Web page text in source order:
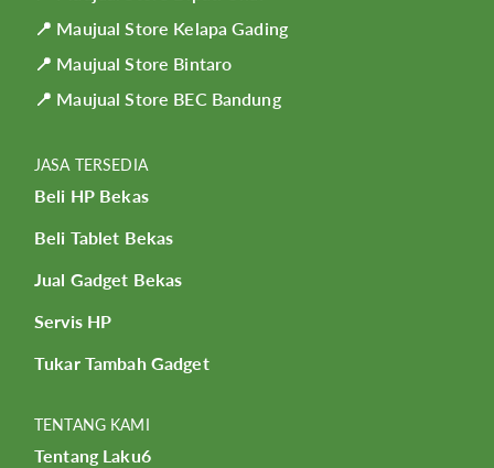
📍 Maujual Store Kelapa Gading
📍 Maujual Store Bintaro
📍 Maujual Store BEC Bandung
JASA TERSEDIA
Beli HP Bekas
Beli Tablet Bekas
Jual Gadget Bekas
Servis HP
Tukar Tambah Gadget
TENTANG KAMI
Tentang Laku6